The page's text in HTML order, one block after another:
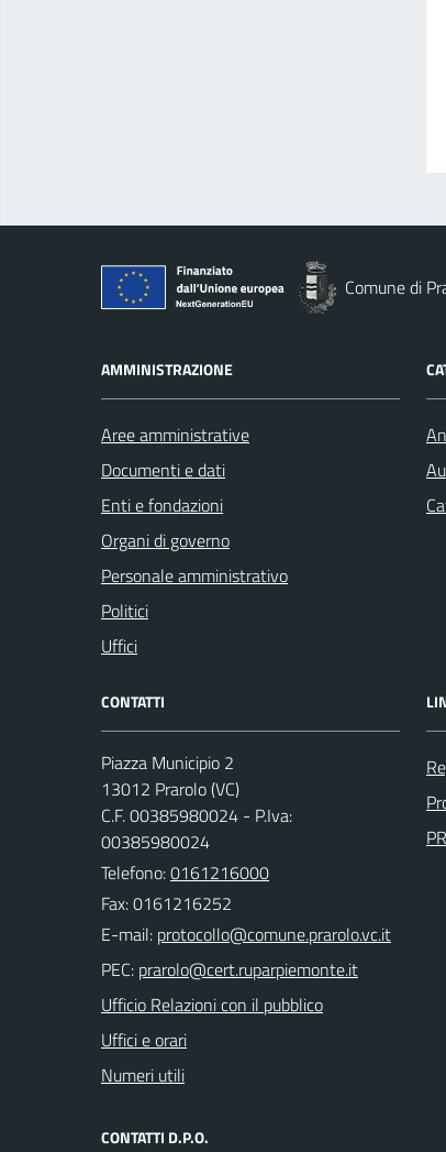
Comune di
AMMINISTRAZIONE
Aree amministrative
Documenti e dati
Enti e fondazioni
Organi di governo
Personale amministrativo
Politici
Uffici
CONTATTI
Piazza Municipio 2
13012 Prarolo (VC)
C.F. 00385980024 - P.Iva:
00385980024
Telefono:0161216000
Fax: 0161216252
E-mail:
PEC:
Ufficio Relazioni con il pubblico
Uffici e orari
Numeri utili
CONTATTI D.P.O.